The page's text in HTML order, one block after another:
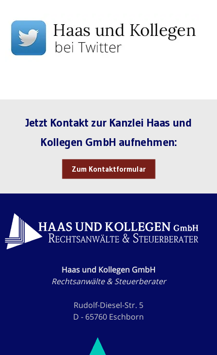
Jetzt Kontakt zur Kanzlei Haas und
Kollegen GmbH aufnehmen:
Zum Kontaktformular
Haas und Kollegen GmbH
Rechtsanwälte & Steuerberater
Rudolf-Diesel-Str. 5
D - 65760 Eschborn